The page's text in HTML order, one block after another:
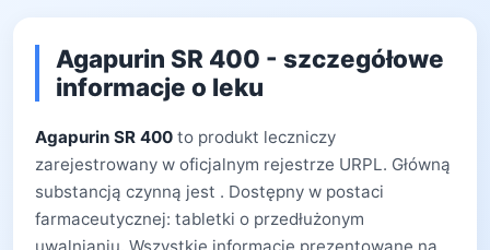
Agapurin SR 400 - szczegółowe
informacje o leku
Agapurin SR 400 to produkt leczniczy
zarejestrowany w oficjalnym rejestrze URPL. Główną
substancją czynną jest . Dostępny w postaci
farmaceutycznej: tabletki o przedłużonym